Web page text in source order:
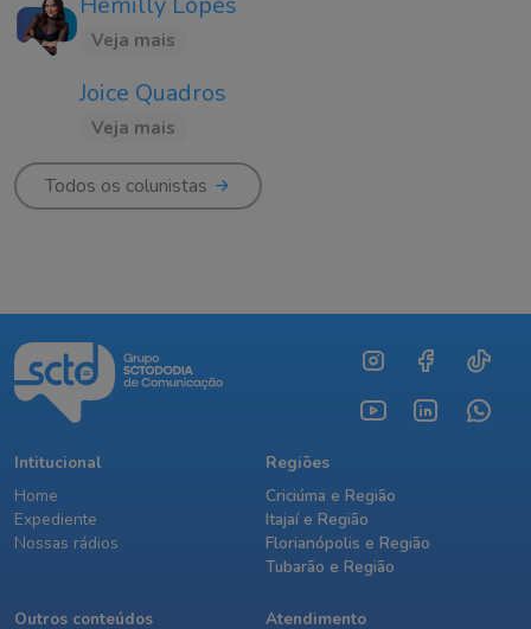
Veja mais
Joice Quadros
Veja mais
Todos os colunistas
Intitucional
Home
Expediente
Nossas rádios
Regiões
Criciúma e Região
Itajaí e Região
Florianópolis e Região
Tubarão e Região
Outros conteúdos Atendimento